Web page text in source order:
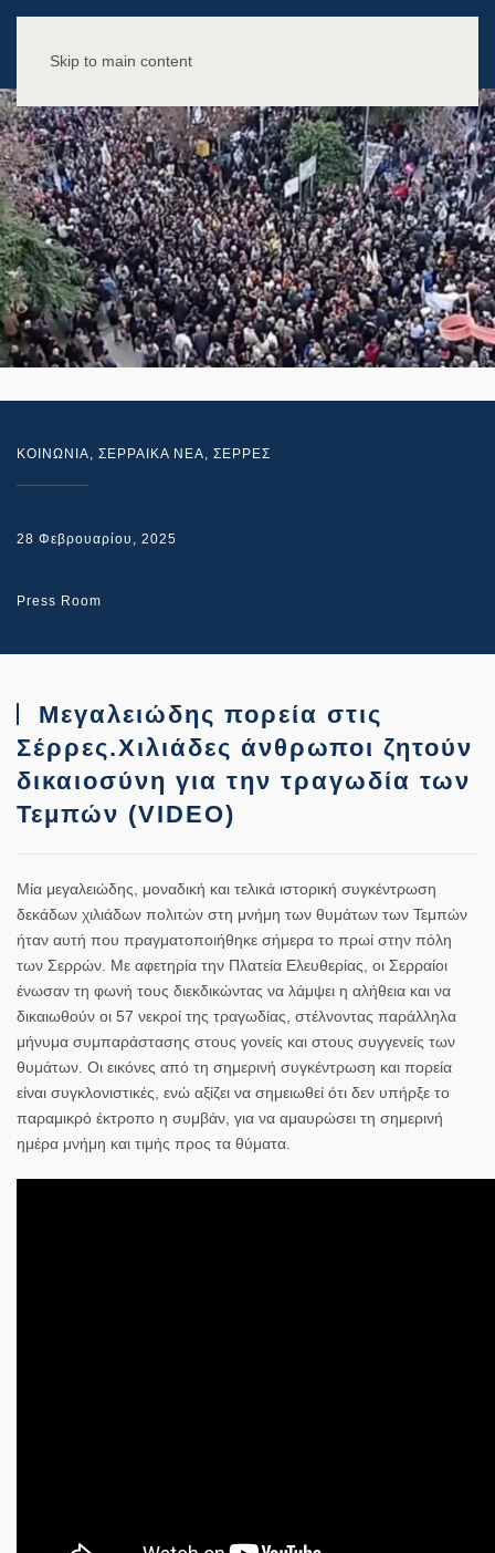
Skip to main content
ΚΟΙΝΩΝΙΑ, ΣΕΡΡΑΙΚΑ ΝΕΑ, ΣΕΡΡΕΣ
28 Φεβρουαρίου, 2025
Press Room
Μεγαλειώδης πορεία στις
Σέρρες.Χιλιάδες άνθρωποι ζητούν
δικαιοσύνη για την τραγωδία των
Τεμπών (VIDEO)
Μία μεγαλειώδης, μοναδική και τελικά ιστορική συγκέντρωση
δεκάδων χιλιάδων πολιτών στη μνήμη των θυμάτων των Τεμπών
ήταν αυτή που πραγματοποιήθηκε σήμερα το πρωί στην πόλη
των Σερρών. Με αφετηρία την Πλατεία Ελευθερίας, οι Σερραίοι
ένωσαν τη φωνή τους διεκδικώντας να λάμψει η αλήθεια και να
δικαιωθούν οι 57 νεκροί της τραγωδίας, στέλνοντας παράλληλα
μήνυμα συμπαράστασης στους γονείς και στους συγγενείς των
θυμάτων. Οι εικόνες από τη σημερινή συγκέντρωση και πορεία
είναι συγκλονιστικές, ενώ αξίζει να σημειωθεί ότι δεν υπήρξε το
παραμικρό έκτροπο η συμβάν, για να αμαυρώσει τη σημερινή
ημέρα μνήμη και τιμής προς τα θύματα.